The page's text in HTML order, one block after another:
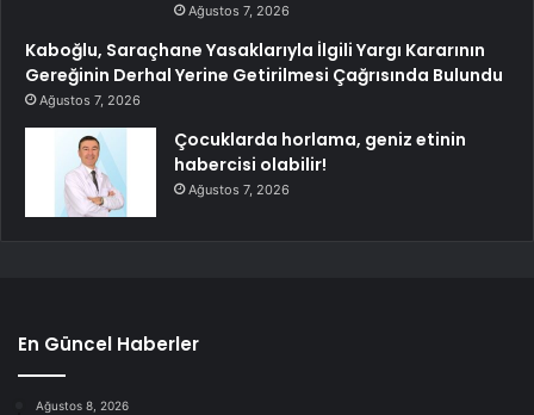
Ağustos 7, 2026
Kaboğlu, Saraçhane Yasaklarıyla İlgili Yargı Kararının
Gereğinin Derhal Yerine Getirilmesi Çağrısında Bulundu
Ağustos 7, 2026
Çocuklarda horlama, geniz etinin
habercisi olabilir!
Ağustos 7, 2026
En Güncel Haberler
Ağustos 8, 2026